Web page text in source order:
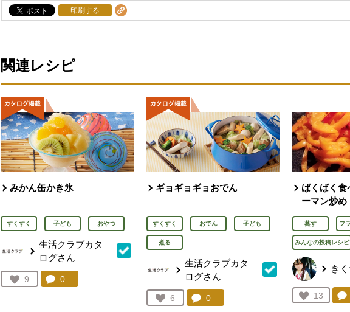
印刷する
関連レシピ
みかん缶かき氷
すくすく 子ども おやつ
生活クラブカタ
ログさん
お気に入り登録：
9
人が登録
コメント：
0
ギョギョギョおでん
すくすく おでん 子ども
煮る
生活クラブカタ
ログさん
お気に入り登録：
6
人が登録
コメント：
0件。コメントを見る。
ばくばく食
ーマン炒め
蒸す フ
みんなの投稿レシピ
き
お気に入
13
人が登